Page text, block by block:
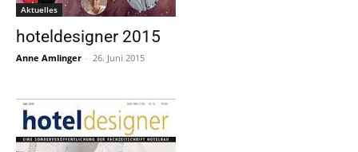
Aktuelles
hoteldesigner 2015
Anne Amlinger - 26. Juni 2015